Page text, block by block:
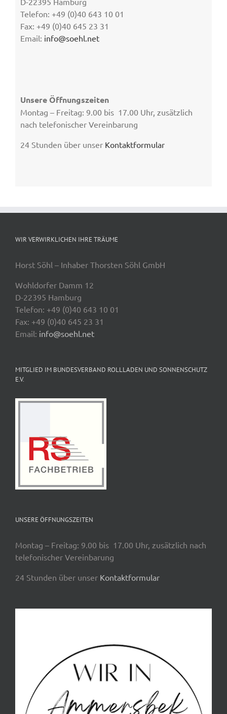
Telefon: +49 (0)40 643 10 01
Fax: +49 (0)40 645 23 31
Email: info@soehl.net
Unsere Öffnungszeiten
Montag – Freitag: 9.00 bis 17.00 Uhr, zusätzlich
nach telefonischer Vereinbarung
24 Stunden über unser Kontaktformular
WIR VERWIRKLICHEN IHRE TRÄUME
Horst Söhl – Inhaber Thorsten Söhl GmbH
Wohldorfer Damm 12
D-22395 Hamburg
Telefon: +49 (0)40 643 10 01
Fax: +49 (0)40 645 23 31
Email: info@soehl.net
MITGLIED IM BUNDESVERBAND ROLLLADEN UND SONNENSCHUTZ
E.V.
UNSERE ÖFFNUNGSZEITEN
Montag – Freitag: 9.00 bis 17.00 Uhr, zusätzlich nach
telefonischer Vereinbarung
24 Stunden über unser Kontaktformular